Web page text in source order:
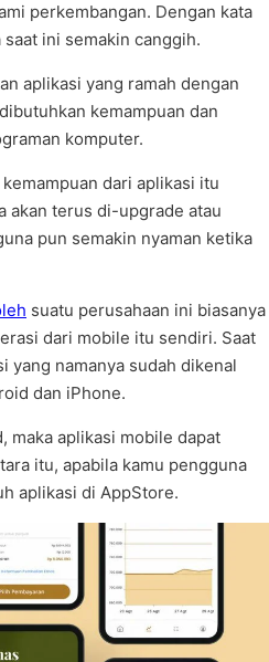
perkembangan. Dengan kata
ini semakin canggih.
aplikasi yang ramah dengan
kemampuan dan
komputer.
dari aplikasi itu
akan terus di-upgrade atau
pun semakin nyaman ketika
suatu perusahaan ini biasanya
dari mobile itu sendiri. Saat
yang namanya sudah dikenal
dan iPhone.
maka aplikasi mobile dapat
itu, apabila kamu pengguna
aplikasi di AppStore.